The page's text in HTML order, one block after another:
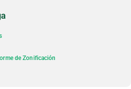
de Zonificación